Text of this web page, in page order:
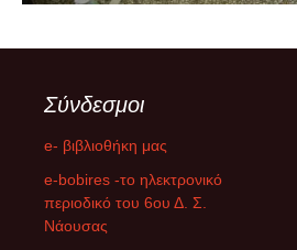
Σύνδεσμοι
e- βιβλιοθήκη μας
e-bobires -το ηλεκτρονικό
περιοδικό του 6ου Δ. Σ.
Νάουσας